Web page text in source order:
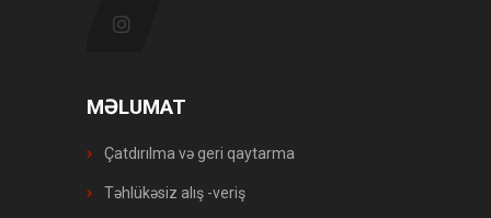
MƏLUMAT
Çatdırılma və geri qaytarma
Təhlükəsiz alış -veriş